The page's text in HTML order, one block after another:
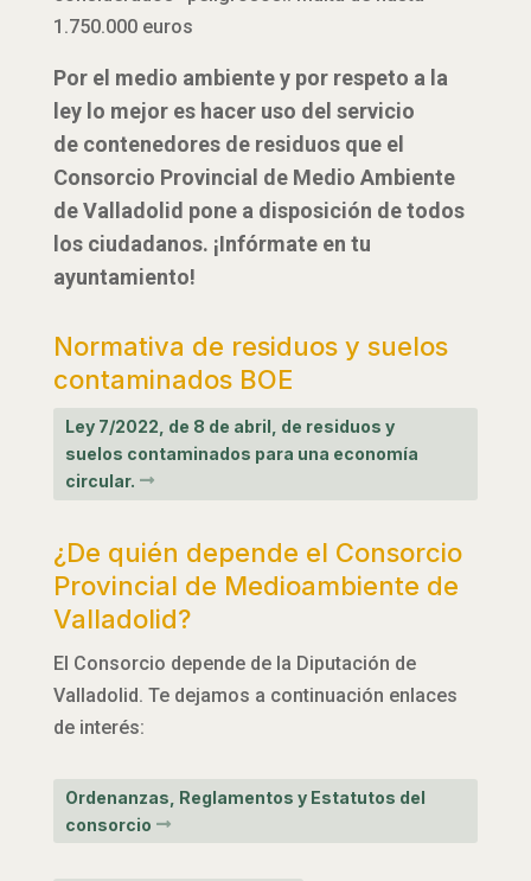
1.750.000 euros
Por el medio ambiente y por respeto a la
ley lo mejor es hacer uso del servicio
de contenedores de residuos que el
Consorcio Provincial de Medio Ambiente
de Valladolid pone a disposición de todos
los ciudadanos. ¡Infórmate en tu
ayuntamiento!
Normativa de residuos y suelos
contaminados BOE
Ley 7/2022, de 8 de abril, de residuos y
suelos contaminados para una economía
circular.
¿De quién depende el Consorcio
Provincial de Medioambiente de
Valladolid?
El Consorcio depende de la Diputación de
Valladolid. Te dejamos a continuación enlaces
de interés:
Ordenanzas, Reglamentos y Estatutos del
consorcio